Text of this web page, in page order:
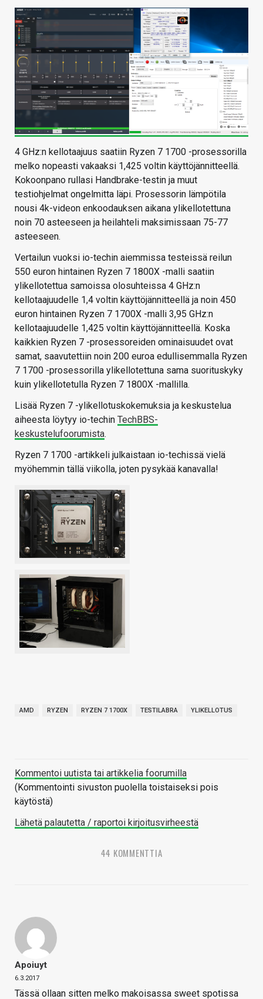
4 GHz:n kellotaajuus saatiin Ryzen 7 1700 -prosessorilla
melko nopeasti vakaaksi 1,425 voltin käyttöjännitteellä.
Kokoonpano rullasi Handbrake-testin ja muut
testiohjelmat ongelmitta läpi. Prosessorin lämpötila
nousi 4k-videon enkoodauksen aikana ylikellotettuna
noin 70 asteeseen ja heilahteli maksimissaan 75-77
asteeseen.
Vertailun vuoksi io-techin aiemmissa testeissä reilun
550 euron hintainen Ryzen 7 1800X -malli saatiin
ylikellotettua samoissa olosuhteissa 4 GHz:n
kellotaajuudelle 1,4 voltin käyttöjännitteellä ja noin 450
euron hintainen Ryzen 7 1700X -malli 3,95 GHz:n
kellotaajuudelle 1,425 voltin käyttöjännitteellä. Koska
kaikkien Ryzen 7 -prosessoreiden ominaisuudet ovat
samat, saavutettiin noin 200 euroa edullisemmalla Ryzen
7 1700 -prosessorilla ylikellotettuna sama suorituskyky
kuin ylikellotetulla Ryzen 7 1800X -mallilla.
Lisää Ryzen 7 -ylikellotuskokemuksia ja keskustelua
aiheesta löytyy io-techin TechBBS-
keskustelufoorumista.
Ryzen 7 1700 -artikkeli julkaistaan io-techissä vielä
myöhemmin tällä viikolla, joten pysykää kanavalla!
AMD RYZEN RYZEN 7 1700X TESTILABRA YLIKELLOTUS
Kommentoi uutista tai artikkelia foorumilla
(Kommentointi sivuston puolella toistaiseksi pois
käytöstä)
Lähetä palautetta / raportoi kirjoitusvirheestä
44 KOMMENTTIA
Apoiuyt
6.3.2017
Tässä ollaan sitten melko makoisassa sweet spotissa